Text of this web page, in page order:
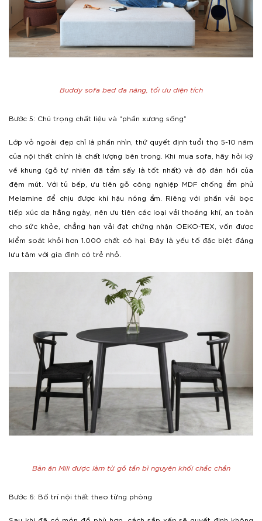
Buddy sofa bed đa năng, tối ưu diện tích
Bước 5: Chú trọng chất liệu và “phần xương sống”
Lớp vỏ ngoài đẹp chỉ là phần nhìn, thứ quyết định tuổi thọ 5-10 năm
của nội thất chính là chất lượng bên trong. Khi mua sofa, hãy hỏi kỹ
về khung (gỗ tự nhiên đã tẩm sấy là tốt nhất) và độ đàn hồi của
đệm mút. Với tủ bếp, ưu tiên gỗ công nghiệp MDF chống ẩm phủ
Melamine để chịu được khí hậu nóng ẩm. Riêng với phần vải bọc
tiếp xúc da hằng ngày, nên ưu tiên các loại vải thoáng khí, an toàn
cho sức khỏe, chẳng hạn vải đạt chứng nhận OEKO-TEX, vốn được
kiểm soát khỏi hơn 1.000 chất có hại. Đây là yếu tố đặc biệt đáng
lưu tâm với gia đình có trẻ nhỏ.
Bàn ăn Mili được làm từ gỗ tần bì nguyên khối chắc chắn
Bước 6: Bố trí nội thất theo từng phòng